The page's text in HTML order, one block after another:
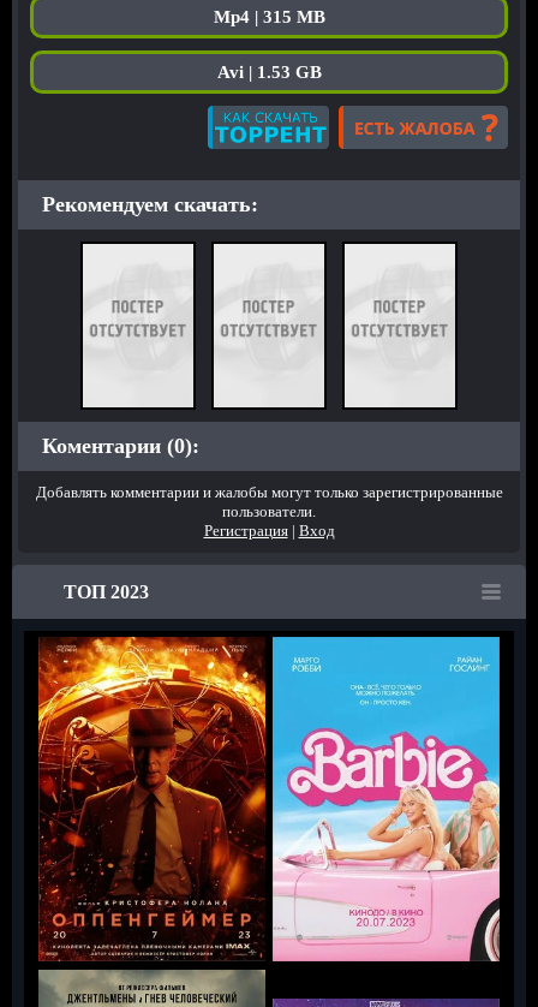
Mp4 | 315 MB
Avi | 1.53 GB
Рекомендуем скачать:
Коментарии (0):
Добавлять комментарии и жалобы могут только зарегистрированные
пользователи.
Регистрация| Вход
ТОП 2023